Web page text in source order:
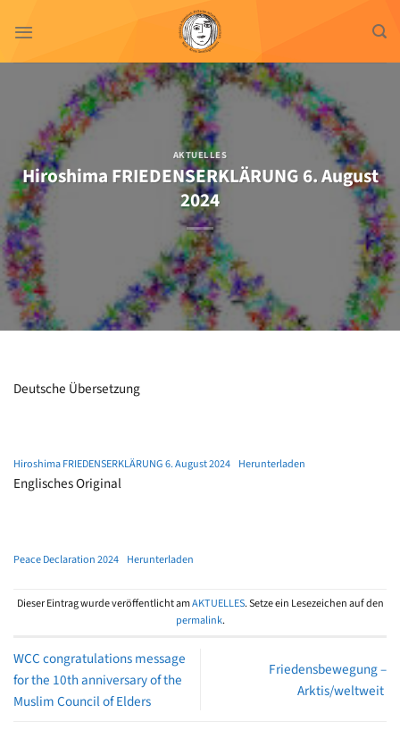
Inhalt
AKTUELLES
Hiroshima FRIEDENSERKLÄRUNG 6. August
2024
Deutsche Übersetzung
Hiroshima FRIEDENSERKLÄRUNG 6. August 2024 Herunterladen
Englisches Original
Peace Declaration 2024 Herunterladen
Dieser Eintrag wurde veröffentlicht amAKTUELLES. Setze ein Lesezeichen auf den
permalink.
WCC congratulations message
for the 10th anniversary of the
Muslim Council of Elders
Friedensbewegung –
Arktis/weltweit